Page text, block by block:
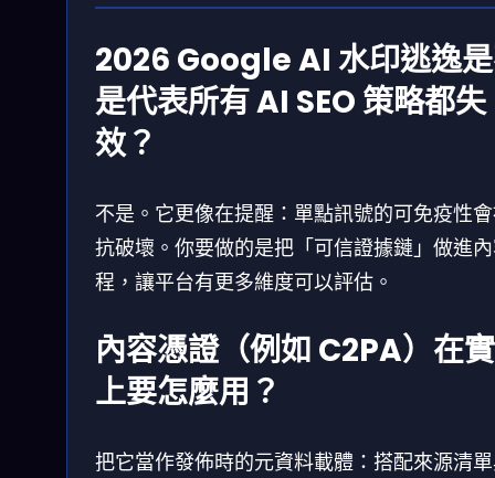
2026 Google AI 水印逃逸
是代表所有 AI SEO 策略都失
效？
不是。它更像在提醒：單點訊號的可免疫性
抗破壞。你要做的是把「可信證據鏈」做進
程，讓平台有更多維度可以評估。
內容憑證（例如 C2PA）在
上要怎麼用？
把它當作發佈時的元資料載體：搭配來源清